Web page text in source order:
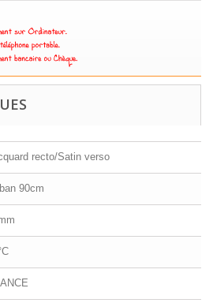
recto/Satin verso
90cm